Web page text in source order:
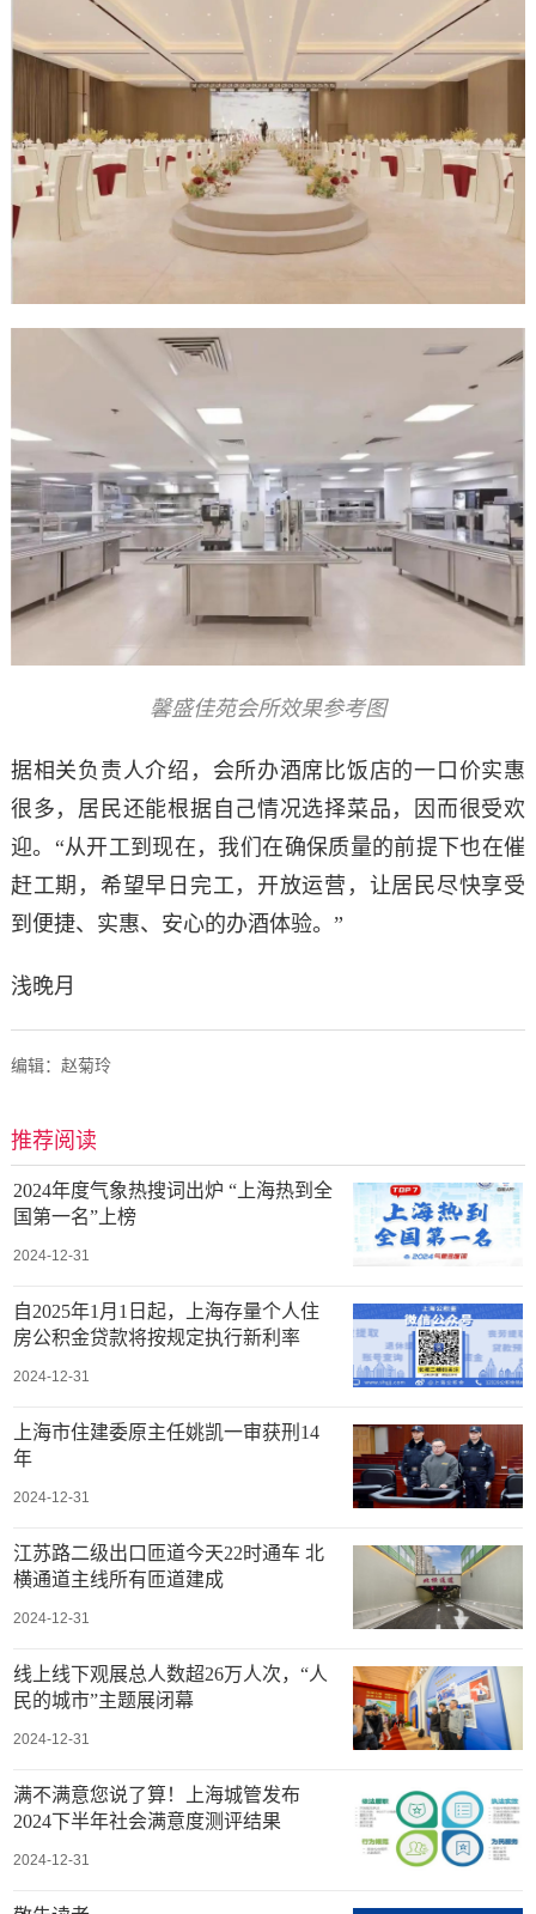
馨盛佳苑会所效果参考图
据相关负责人介绍，会所办酒席比饭店的一口价实惠
很多，居民还能根据自己情况选择菜品，因而很受欢
迎。“从开工到现在，我们在确保质量的前提下也在催
赶工期，希望早日完工，开放运营，让居民尽快享受
到便捷、实惠、安心的办酒体验。”
浅晚月
编辑：赵菊玲
推荐阅读
2024年度气象热搜词出炉 “上海热到全
国第一名”上榜
2024-12-31
自2025年1月1日起，上海存量个人住
房公积金贷款将按规定执行新利率
2024-12-31
上海市住建委原主任姚凯一审获刑14
年
2024-12-31
江苏路二级出口匝道今天22时通车 北
横通道主线所有匝道建成
2024-12-31
线上线下观展总人数超26万人次，“人
民的城市”主题展闭幕
2024-12-31
满不满意您说了算！上海城管发布
2024下半年社会满意度测评结果
2024-12-31